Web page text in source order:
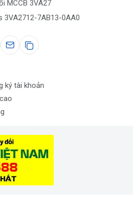
MCCB 3VA27
3VA2712-7AB13-0AA0
ký tài khoản